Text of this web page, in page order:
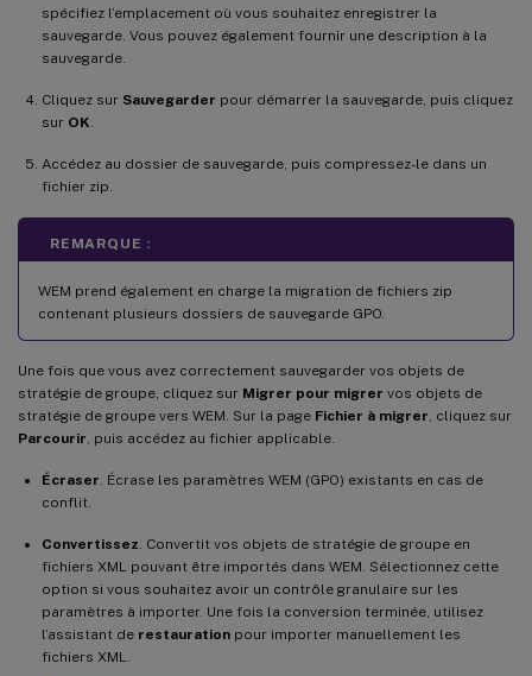
spécifiez l’emplacement où vous souhaitez enregistrer la
sauvegarde. Vous pouvez également fournir une description à la
sauvegarde.
Cliquez sur Sauvegarder pour démarrer la sauvegarde, puis cliquez
sur OK
Accédez au dossier de sauvegarde, puis compressez-le dans un
fichier zip.
REMARQUE :
WEM prend également en charge la migration de fichiers zip
contenant plusieurs dossiers de sauvegarde GPO.
Une fois que vous avez correctement sauvegarder vos objets de
stratégie de groupe, cliquez sur Migrer pour migrer vos objets de
stratégie de groupe vers WEM. Sur la page Fichier à migrer , cliquez sur
Parcourir , puis accédez au fichier applicable.
Écraser . Écrase les paramètres WEM (GPO) existants en cas de
conflit.
Convertissez . Convertit vos objets de stratégie de groupe en
fichiers XML pouvant être importés dans WEM. Sélectionnez cette
option si vous souhaitez avoir un contrôle granulaire sur les
paramètres à importer. Une fois la conversion terminée, utilisez
l’assistant de restauration pour importer manuellement les
fichiers XML.